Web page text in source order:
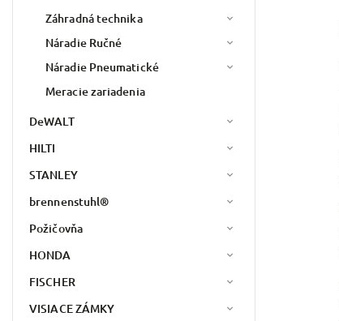
Záhradná technika
Náradie Ručné
Náradie Pneumatické
Meracie zariadenia
DeWALT
HILTI
STANLEY
brennenstuhl®
Požičovňa
HONDA
FISCHER
VISIACE ZÁMKY